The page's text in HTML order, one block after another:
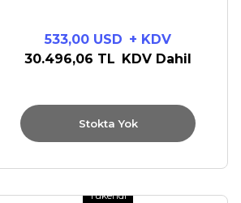
533,00 USD + KDV
30.496,06 TL KDV Dahil
Stokta Yok
Tükendi